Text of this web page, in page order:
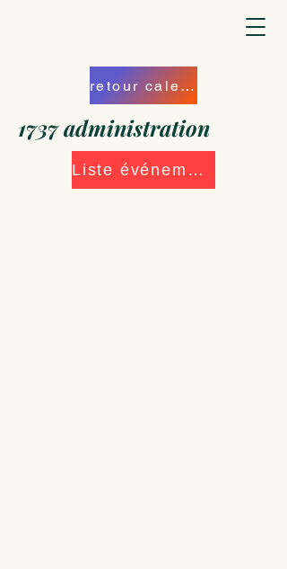
retour calendrier
1737 administration
Liste événements